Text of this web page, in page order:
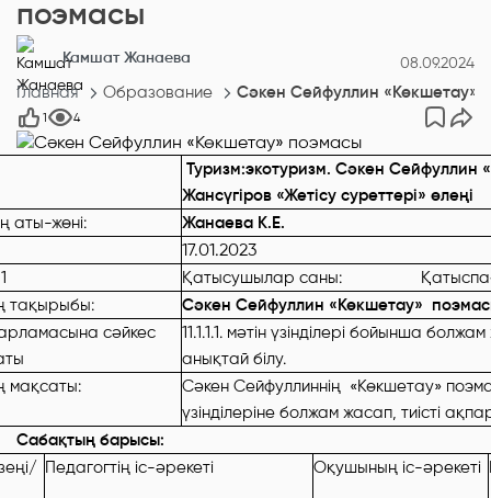
поэмасы
Камшат Жанаева 08.09.2024
Главная Образование Сәкен Сейфуллин «Көкшетау»
1 4
Туризм:экотуризм. Сәкен Сейфуллин
Жансүгіров «Жетісу суреттері» өлеңі
аты-жөні:
Жанаева К.Е.
17.01.2023
Қатысушылар саны:
тақырыбы:
Сәкен Сейфуллин «Көкшетау»
сәйкес
11.1.1.1. мәтін үзінділері бойынша
анықтай білу.
мақсаты:
Сәкен Сейфуллиннің «Көкшетау»
үзінділеріне болжам жасап, тиісті
Сабақтың барысы:
Педагогтің іс-әрекеті Оқушының іс-әрекеті